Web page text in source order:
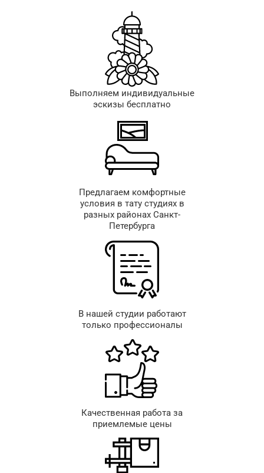
Выполняем индивидуальные
эскизы бесплатно
Предлагаем комфортные
условия в тату студиях в
разных районах Санкт-
Петербурга
В нашей студии работают
только профессионалы
Качественная работа за
приемлемые цены